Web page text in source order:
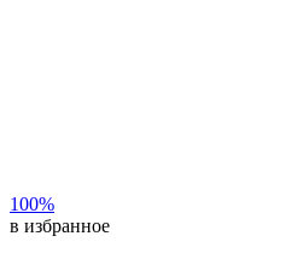
100%
в избранное